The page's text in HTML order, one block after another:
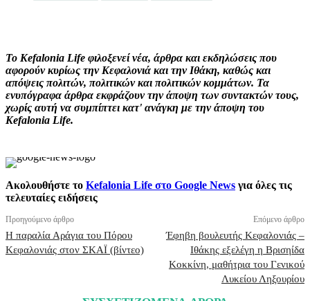
Το Kefalonia Life φιλοξενεί νέα, άρθρα και εκδηλώσεις που
αφορούν κυρίως την Κεφαλονιά και την Ιθάκη, καθώς και
απόψεις πολιτών, πολιτικών και πολιτικών κομμάτων. Τα
ενυπόγραφα άρθρα εκφράζουν την άποψη των συντακτών τους,
χωρίς αυτή να συμπίπτει κατ' ανάγκη με την άποψη του
Kefalonia Life.
Ακολουθήστε το Kefalonia Life στο Google News για όλες τις
τελευταίες ειδήσεις
Προηγούμενο άρθρο
Η παραλία Αράγια του Πόρου
Κεφαλονιάς στον ΣΚΑΪ (βίντεο)
Επόμενο άρθρο
Έφηβη βουλευτής Κεφαλονιάς –
Ιθάκης εξελέγη η Βρισηίδα
Κοκκίνη, μαθήτρια του Γενικού
Λυκείου Ληξουρίου